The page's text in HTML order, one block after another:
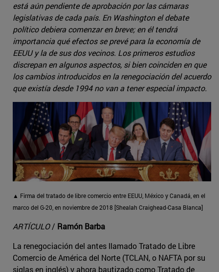
está aún pendiente de aprobación por las cámaras
legislativas de cada país. En Washington el debate
político debiera comenzar en breve; en él tendrá
importancia qué efectos se prevé para la economía de
EEUU y la de sus dos vecinos. Los primeros estudios
discrepan en algunos aspectos, si bien coinciden en que
los cambios introducidos en la renegociación del acuerdo
que existía desde 1994 no van a tener especial impacto.
▲ Firma del tratado de libre comercio entre EEUU, México y Canadá, en el
marco del G-20, en noviembre de 2018 [Shealah Craighead-Casa Blanca]
ARTÍCULO/ Ramón Barba
La renegociación del antes llamado Tratado de Libre
Comercio de América del Norte (TCLAN, o NAFTA por su
siglas en inglés) y ahora bautizado como Tratado de